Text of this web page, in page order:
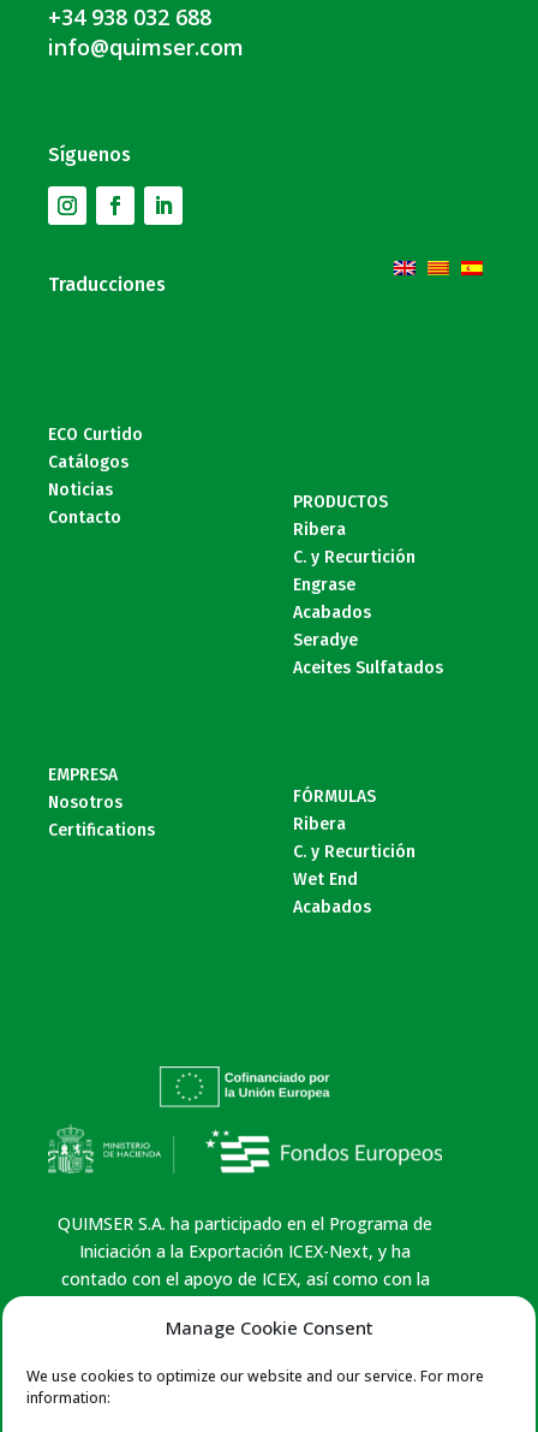
Manage Cookie Consent
We use cookies to optimize our website and our service. For more
information:
+34 938 032 688
info@quimser.com
Síguenos
Traducciones
ECO Curtido
Catálogos
Noticias
Contacto
PRODUCTOS
Ribera
C. y Recurtición
Engrase
Acabados
Seradye
Aceites Sulfatados
EMPRESA
Nosotros
Certifications
FÓRMULAS
Ribera
C. y Recurtición
Wet End
Acabados
QUIMSER S.A. ha participado en el Programa de
Iniciación a la Exportación ICEX-Next, y ha
contado con el apoyo de ICEX, así como con la
habiendo contribuido según la medida de los
empresa, su región y de España en su conjunto.